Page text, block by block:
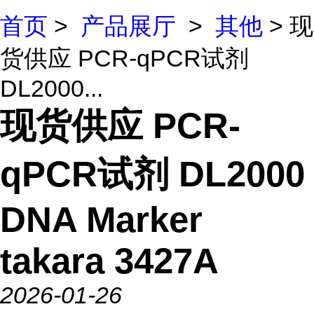
首页 > 产品展厅 > 其他 > 现
货供应 PCR-qPCR试剂
DL2000...
现货供应 PCR-
qPCR试剂 DL2000
DNA Marker
takara 3427A
2026-01-26